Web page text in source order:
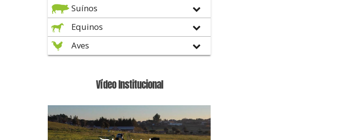
Suínos
Equinos
Aves
Vídeo Institucional